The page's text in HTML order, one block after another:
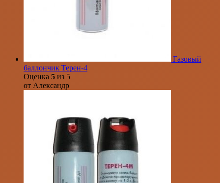
Газовый
баллончик Терен-4
Оценка 5 из 5
от Александр